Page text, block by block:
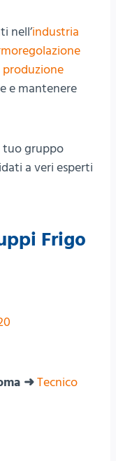
nell’industria
produzione
e mantenere
tuo gruppo
a veri esperti
Frigo
➜Tecnico